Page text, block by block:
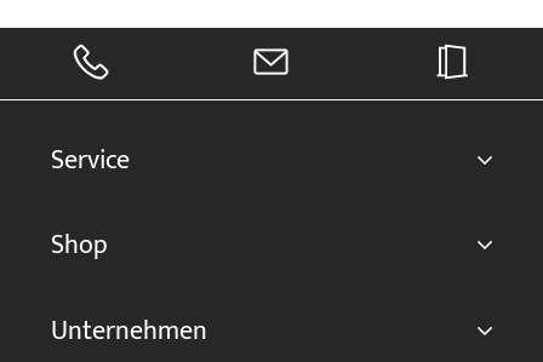
Service
Shop
Unternehmen